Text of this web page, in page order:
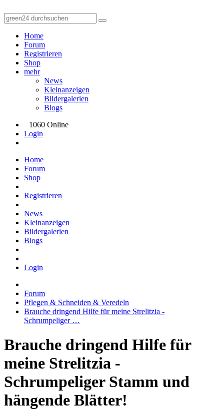
Home
Forum
Registrieren
Shop
mehr
News
Kleinanzeigen
Bildergalerien
Blogs
1060 Online
Login
Home
Forum
Shop
Registrieren
News
Kleinanzeigen
Bildergalerien
Blogs
Login
Forum
Pflegen & Schneiden & Veredeln
Brauche dringend Hilfe für meine Strelitzia -
Schrumpeliger …
Brauche dringend Hilfe für
meine Strelitzia -
Schrumpeliger Stamm und
hängende Blätter!